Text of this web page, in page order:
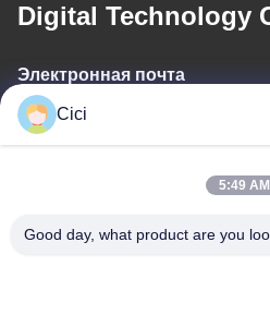
Digital Technology
Электронная почта
sales03@bjgprojection.com
Адрес
Cici
5:49 AM
Good day, what product are you